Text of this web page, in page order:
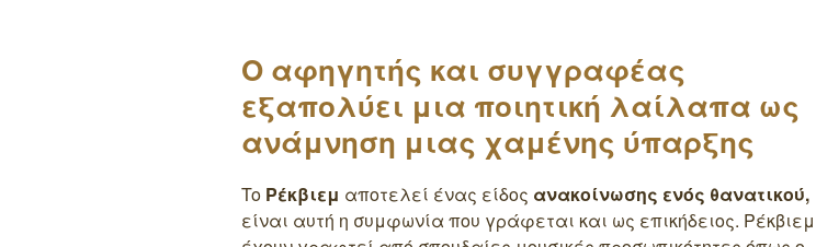
Ο αφηγητής και συγγραφέας
εξαπολύει μια ποιητική λαίλαπα ως
ανάμνηση μιας χαμένης ύπαρξης
To Ρέκβιεμ αποτελεί ένας είδος ανακοίνωσης ενός θανατικού,
είναι αυτή η συμφωνία που γράφεται και ως επικήδειος. Ρέκβιεμ